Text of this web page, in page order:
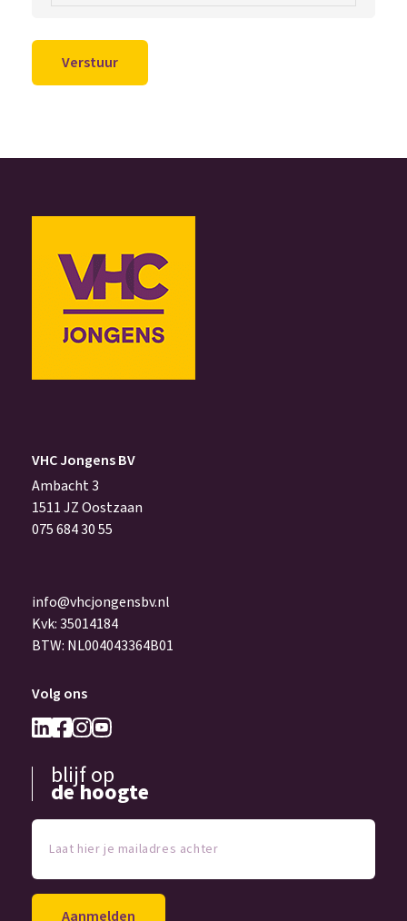
VHC Jongens BV
Ambacht 3
1511 JZ Oostzaan
075 684 30 55
info@vhcjongensbv.nl
Kvk: 35014184
BTW: NL004043364B01
Volg ons
blijf op
de hoogte
hier
je